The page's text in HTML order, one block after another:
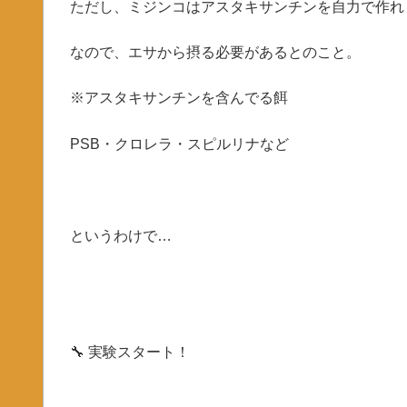
ただし、ミジンコはアスタキサンチンを自力で作
なので、エサから摂る必要があるとのこと。
※アスタキサンチンを含んでる餌
PSB・クロレラ・スピルリナなど
というわけで…
🔧 実験スタート！